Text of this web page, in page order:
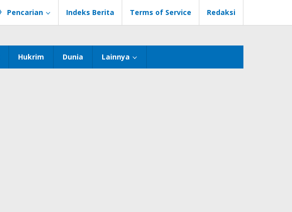
Pencarian Indeks Berita Terms of Service Redaksi
Hukrim Dunia Lainnya